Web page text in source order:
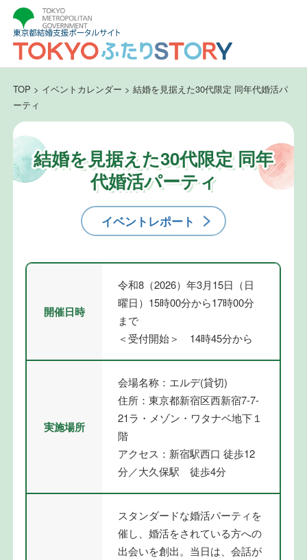
TOP > イベントカレンダー > 結婚を見据えた30代限定 同年代婚活パ
ーティ
結婚を見据えた30代限定 同年
代婚活パーティ
イベントレポート
開催日時
令和8（2026）年3月15日（日
曜日）15時00分から17時00分
まで
＜受付開始＞ 14時45分から
実施場所
会場名称：エルデ(貸切)
住所：東京都新宿区西新宿7-7-
21ラ・メゾン・ワタナベ地下１
階
アクセス：新宿駅西口 徒歩12
分／大久保駅 徒歩4分
スタンダードな婚活パーティを
催し、婚活をされている方への
出会いを創出。当日は、会話が